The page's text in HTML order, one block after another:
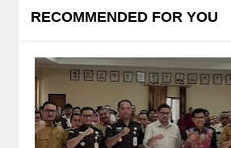
RECOMMENDED FOR YOU